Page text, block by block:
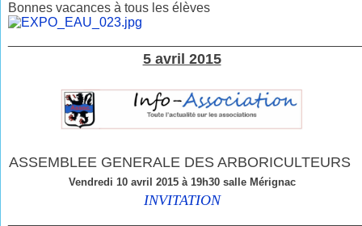
Bonnes vacances à tous les élèves
5 avril 2015
ASSEMBLEE GENERALE DES ARBORICULTEURS
Vendredi 10 avril 2015 à 19h30 salle Mérignac
INVITATION